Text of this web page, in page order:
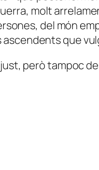
molt
del món
que
però tampoc